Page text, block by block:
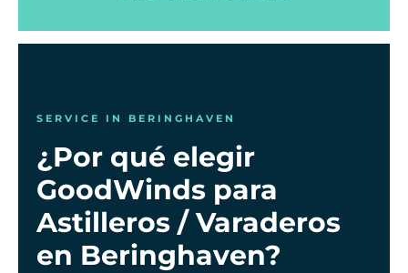
SERVICE IN BERINGHAVEN
¿Por qué elegir
GoodWinds para
Astilleros / Varaderos
en Beringhaven?